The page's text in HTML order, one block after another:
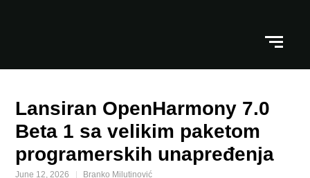
Lansiran OpenHarmony 7.0
Beta 1 sa velikim paketom
programerskih unapređenja
June 12, 2026 Branko Milutinović